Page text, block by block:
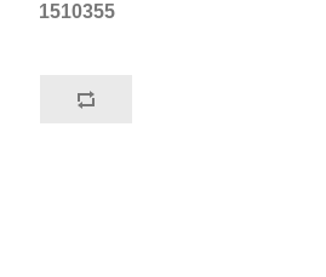
1510355